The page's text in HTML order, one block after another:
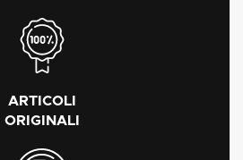
ARTICOLI
ORIGINALI